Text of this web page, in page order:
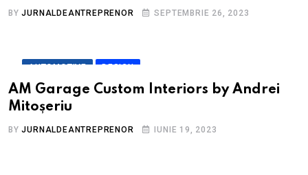
BYJURNALDEANTREPRENOR SEPTEMBRIE 26, 2023
AUTOMOTIVE DESIGN
AM Garage Custom Interiors by Andrei
Mitoșeriu
BYJURNALDEANTREPRENOR IUNIE 19, 2023